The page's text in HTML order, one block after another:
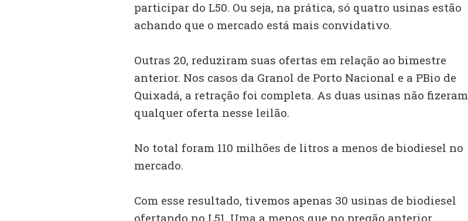
participar do L50. Ou seja, na prática, só quatro usinas estão
achando que o mercado está mais convidativo.
Outras 20, reduziram suas ofertas em relação ao bimestre
anterior. Nos casos da Granol de Porto Nacional e a PBio de
Quixadá, a retração foi completa. As duas usinas não fizeram
qualquer oferta nesse leilão.
No total foram 110 milhões de litros a menos de biodiesel no
mercado.
Com esse resultado, tivemos apenas 30 usinas de biodiesel
ofertando no L51. Uma a menos que no pregão anterior.